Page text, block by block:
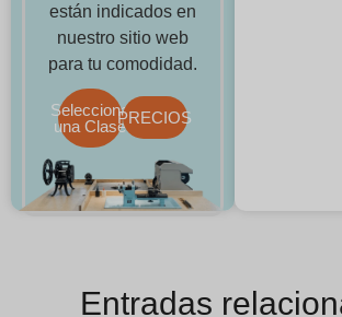
están indicados en
nuestro sitio web
para tu comodidad.
Selecciona
una ClasePRECIOS
Entradas